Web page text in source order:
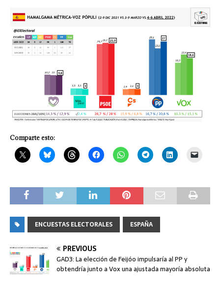
Comparte esto:
ENCUESTAS ELECTORALES ESPAÑA
PREVIOUS
GAD3: La elección de Feijóo impulsaría al PP y
obtendría junto a Vox una ajustada mayoría absoluta